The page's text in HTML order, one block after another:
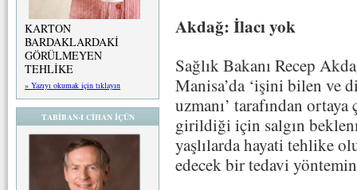
KARTON
BARDAKLARDAKİ
GÖRÜLMEYEN
TEHLİKE
» Yazıyı okumak için tıklayın
TABİBAN-I CİHAN İÇÜN
Akdağ: İlacı yok
Sağlık Bakanı Recep
Manisa’da ‘işini bilen ve
uzmanı’ tarafından ortaya
girildiği için salgın
yaşlılarda hayati tehlike
edecek bir tedavi